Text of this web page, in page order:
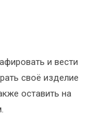
и вести
своё изделие
оставить на